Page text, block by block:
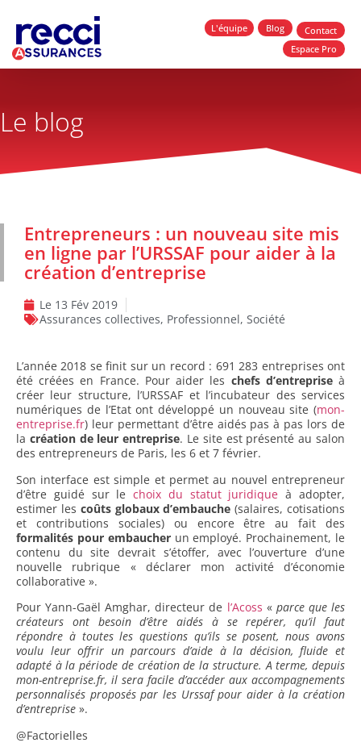
L'équipe Blog
Contact
Espace Pro
Le blog
Entrepreneurs : un nouveau site mis
en ligne par l’URSSAF pour aider à la
création d’entreprise
Le 13 Fév 2019
Assurances collectives, Professionnel, Société
L’année 2018 se finit sur un record : 691 283 entreprises ont
été créées en France. Pour aider les chefs d’entrepriseà
créer leur structure, l’URSSAF et l’incubateur des services
numériques de l’Etat ont développé un nouveau site (mon-
entreprise.fr) leur permettant d’être aidés pas à pas lors de
la création de leur entreprise. Le site est présenté au salon
des entrepreneurs de Paris, les 6 et 7 février.
Son interface est simple et permet au nouvel entrepreneur
d’être guidé sur lechoix du statut juridique à adopter,
estimer les coûts globaux d’embauche (salaires, cotisations
et contributions sociales) ou encore être au fait des
formalités pour embaucherun employé. Prochainement, le
contenu du site devrait s’étoffer, avec l’ouverture d’une
nouvelle rubrique « déclarer mon activité d’économie
collaborative ».
Pour Yann-Gaël Amghar, directeur de l’Acoss « parce que les
créateurs ont besoin d’être aidés à se repérer, qu’il faut
répondre à toutes les questions qu’ils se posent, nous avons
voulu leur offrir un parcours d’aide à la décision, fluide et
adapté à la période de création de la structure. A terme, depuis
mon-entreprise.fr, il sera facile d’accéder aux accompagnements
personnalisés proposés par les Urssaf pour aider à la création
d’entreprise ».
@Factorielles